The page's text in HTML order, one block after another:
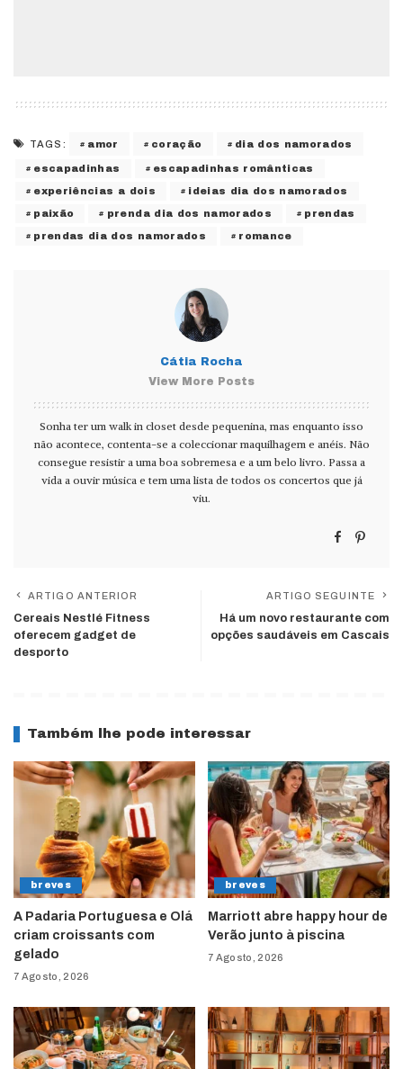
TAGS: amor coração dia dos namorados
escapadinhas escapadinhas românticas
experiências a dois ideias dia dos namorados
paixão prenda dia dos namorados prendas
prendas dia dos namorados romance
Cátia Rocha
View More Posts
Sonha ter um walk in closet desde pequenina, mas enquanto isso
não acontece, contenta-se a coleccionar maquilhagem e anéis. Não
consegue resistir a uma boa sobremesa e a um belo livro. Passa a
vida a ouvir música e tem uma lista de todos os concertos que já
viu.
ARTIGO ANTERIOR
Cereais Nestlé Fitness
oferecem gadget de
desporto
ARTIGO SEGUINTE
Há um novo restaurante com
opções saudáveis em Cascais
Também lhe pode interessar
breves
A Padaria Portuguesa e Olá
criam croissants com
gelado
7 Agosto, 2026
breves
Marriott abre happy hour de
Verão junto à piscina
7 Agosto, 2026